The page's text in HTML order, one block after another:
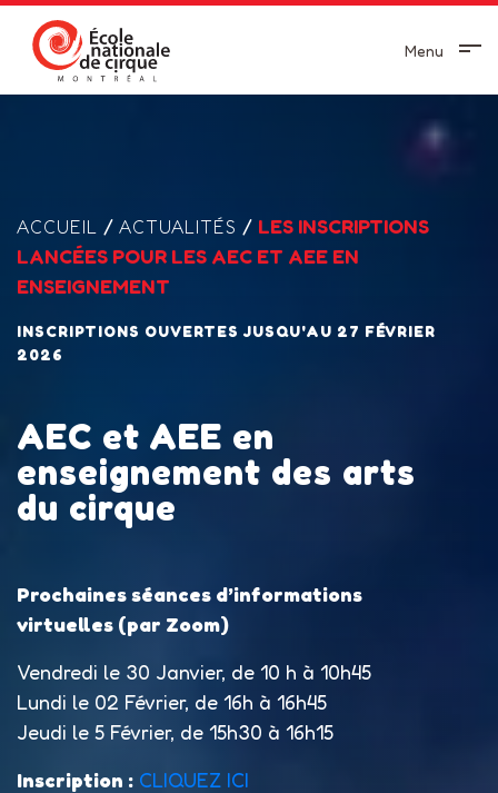
Menu
ACCUEIL / ACTUALITÉS / LES INSCRIPTIONS
LANCÉES POUR LES AEC ET AEE EN
ENSEIGNEMENT
INSCRIPTIONS OUVERTES JUSQU'AU 27 FÉVRIER
2026
AEC et AEE en
enseignement des arts
du cirque
Prochaines séances d’informations
virtuelles (par Zoom)
Vendredi le 30 Janvier, de 10 h à 10h45
Lundi le 02 Février, de 16h à 16h45
Jeudi le 5 Février, de 15h30 à 16h15
Inscription : CLIQUEZ ICI